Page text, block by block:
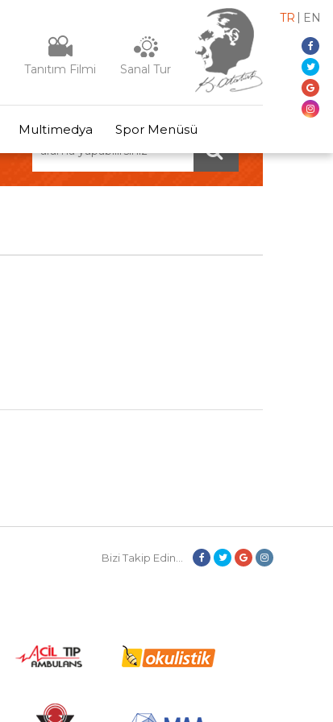
TR EN
Tanıtım Filmi Sanal Tur
Multimedya
Spor Menüsü
Bizi Takip Edin...